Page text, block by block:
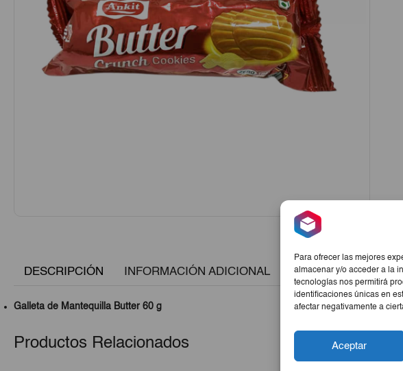
Para ofrecer las mejores
almacenar y/o acceder a la
tecnologías nos permitirá
identificaciones únicas en
afectar negativamente a
Aceptar
DESCRIPCIÓN INFORMACIÓN ADICIONAL
Galleta de Mantequilla Butter 60 g
Productos Relacionados